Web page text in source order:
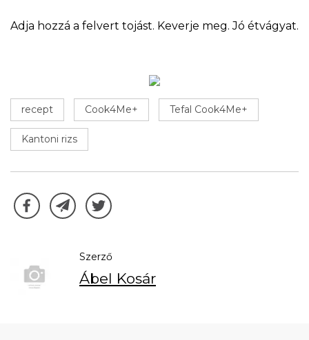
Adja hozzá a felvert tojást. Keverje meg. Jó étvágyat.
recept Cook4Me+ Tefal Cook4Me+
Kantoni rizs
Szerző
Ábel Kosár